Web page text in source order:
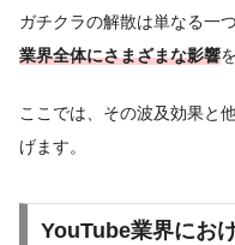
ガチクラの解散は単なる一
業界全体にさまざまな影響
ここでは、その波及効果と
げます。
YouTube業界にお